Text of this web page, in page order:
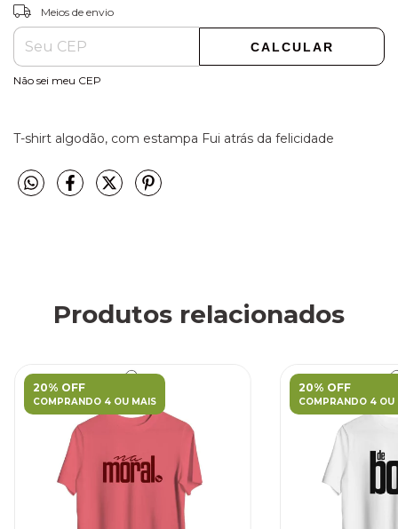
Entregas para o CEP:
Meios de envio
CALCULAR
Não sei meu CEP
T-shirt algodão, com estampa Fui atrás da felicidade
Produtos relacionados
20% OFF
COMPRANDO 4 OU MAIS
20% OFF
COMPRANDO 4 OU